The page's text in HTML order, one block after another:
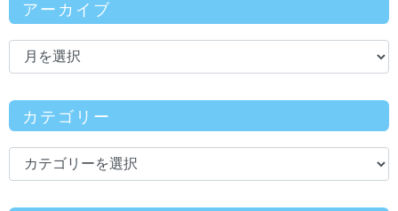
アーカイブ
カテゴリー